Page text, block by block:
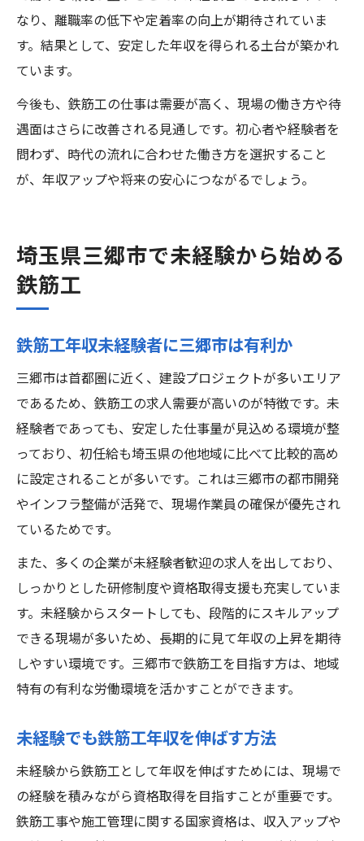
なり、離職率の低下や定着率の向上が期待されていま
す。結果として、安定した年収を得られる土台が築かれ
ています。
今後も、鉄筋工の仕事は需要が高く、現場の働き方や待
遇面はさらに改善される見通しです。初心者や経験者を
問わず、時代の流れに合わせた働き方を選択すること
が、年収アップや将来の安心につながるでしょう。
埼玉県三郷市で未経験から始める
鉄筋工
鉄筋工年収未経験者に三郷市は有利か
三郷市は首都圏に近く、建設プロジェクトが多いエリア
であるため、鉄筋工の求人需要が高いのが特徴です。未
経験者であっても、安定した仕事量が見込める環境が整
っており、初任給も埼玉県の他地域に比べて比較的高め
に設定されることが多いです。これは三郷市の都市開発
やインフラ整備が活発で、現場作業員の確保が優先され
ているためです。
また、多くの企業が未経験者歓迎の求人を出しており、
しっかりとした研修制度や資格取得支援も充実していま
す。未経験からスタートしても、段階的にスキルアップ
できる現場が多いため、長期的に見て年収の上昇を期待
しやすい環境です。三郷市で鉄筋工を目指す方は、地域
特有の有利な労働環境を活かすことができます。
未経験でも鉄筋工年収を伸ばす方法
未経験から鉄筋工として年収を伸ばすためには、現場で
の経験を積みながら資格取得を目指すことが重要です。
鉄筋工事や施工管理に関する国家資格は、収入アップや